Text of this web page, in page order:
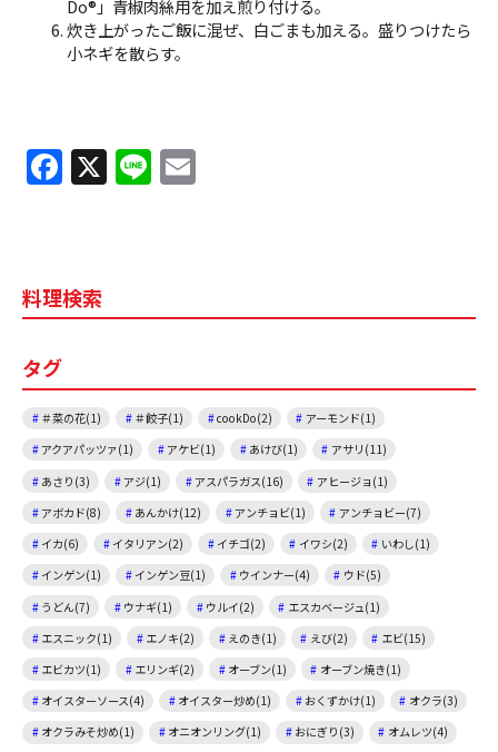
Do®」青椒肉絲用を加え煎り付ける。
炊き上がったご飯に混ぜ、白ごまも加える。盛りつけたら
小ネギを散らす。
F
a
b
o
k
X Li
n
料理検索
タグ
＃菜の花(1) ＃餃子(1) cookDo(2)
アーモンド(1)
アクアパッツァ(1)
アケビ(1) あけび(1)
アサリ(11)
あさり(3)
アジ(1) アスパラガス(16)
アヒージョ(1)
アボカド(8)
あんかけ(12) アンチョビ(1)
アンチョビー(7)
イカ(6)
イタリアン(2) イチゴ(2) イワシ(2)
いわし(1)
インゲン(1)
インゲン豆(1) ウインナー(4)
ウド(5)
うどん(7)
ウナギ(1) ウルイ(2)
エスカベージュ(1)
エスニック(1)
エノキ(2) えのき(1) えび(2)
エビ(15)
エビカツ(1)
エリンギ(2) オーブン(1)
オーブン焼き(1)
オイスターソース(4)
オイスター炒め(1) おくずかけ(1)
オクラ(3)
オクラみそ炒め(1)
オニオンリング(1) おにぎり(3)
オムレツ(4)